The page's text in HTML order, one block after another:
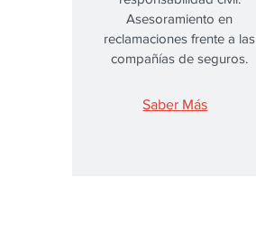
Asesoramiento en
reclamaciones frente a las
compañías de seguros.
Saber Más